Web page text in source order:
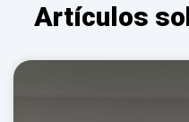
Artículos